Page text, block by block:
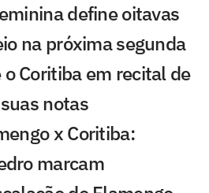
define oitavas
na próxima segunda
Coritiba em recital de
notas
x Coritiba:
marcam